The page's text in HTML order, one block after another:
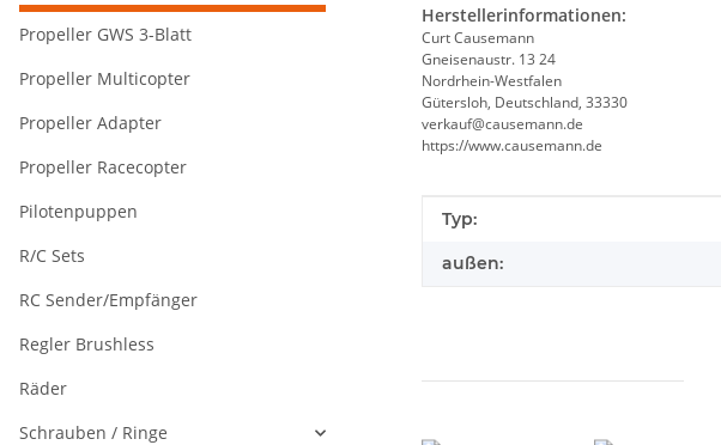
Herstellerinformationen:
Curt Causemann
Gneisenaustr. 13 24
Nordrhein-Westfalen
Gütersloh, Deutschland, 33330
verkauf@causemann.de
https://www.causemann.de
Produkteigenschaft
Wert
Typ:
außen:
Propeller GWS 3-Blatt
Propeller Multicopter
Propeller Adapter
Propeller Racecopter
Pilotenpuppen
R/C Sets
RC Sender/Empfänger
Regler Brushless
Räder
Schrauben / Ringe